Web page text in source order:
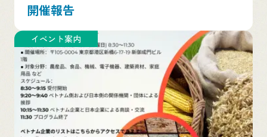
開催報告
イベント案内